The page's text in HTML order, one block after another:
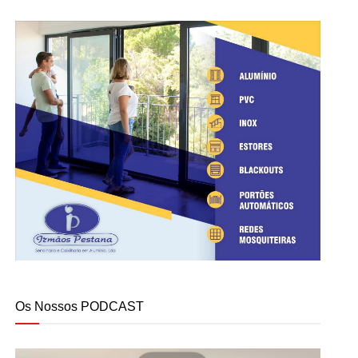
Os Nossos PODCAST